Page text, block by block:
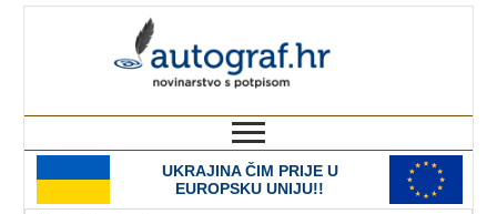
UKRAJINA ČIM PRIJE U
EUROPSKU UNIJU!!